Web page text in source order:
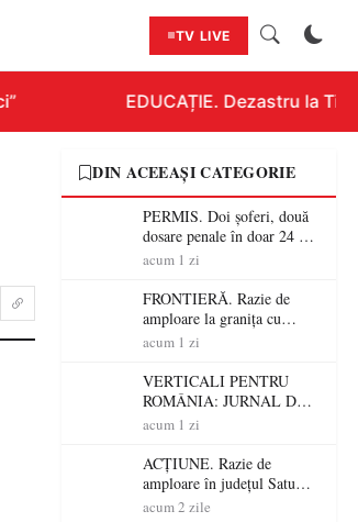
TV LIVE
EDUCAȚIE. Dezastru la
DIN ACEEAȘI CATEGORIE
PERMIS. Doi șoferi, două
dosare penale în doar 24 de
ore la Petea! Unul avea
nu a avut niciodată permis
acum 1 zi
FRONTIERĂ. Razie de
amploare la granița cu
Ungaria! 800 de persoane și
verificate
acum 1 zi
VERTICALI PENTRU
ROMÂNIA: JURNAL DE
CĂLĂTORIE FIJET
acum 1 zi
ACȚIUNE. Razie de
amploare în județul Satu
Mare! Polițiștii au dat sute
acum 2 zile